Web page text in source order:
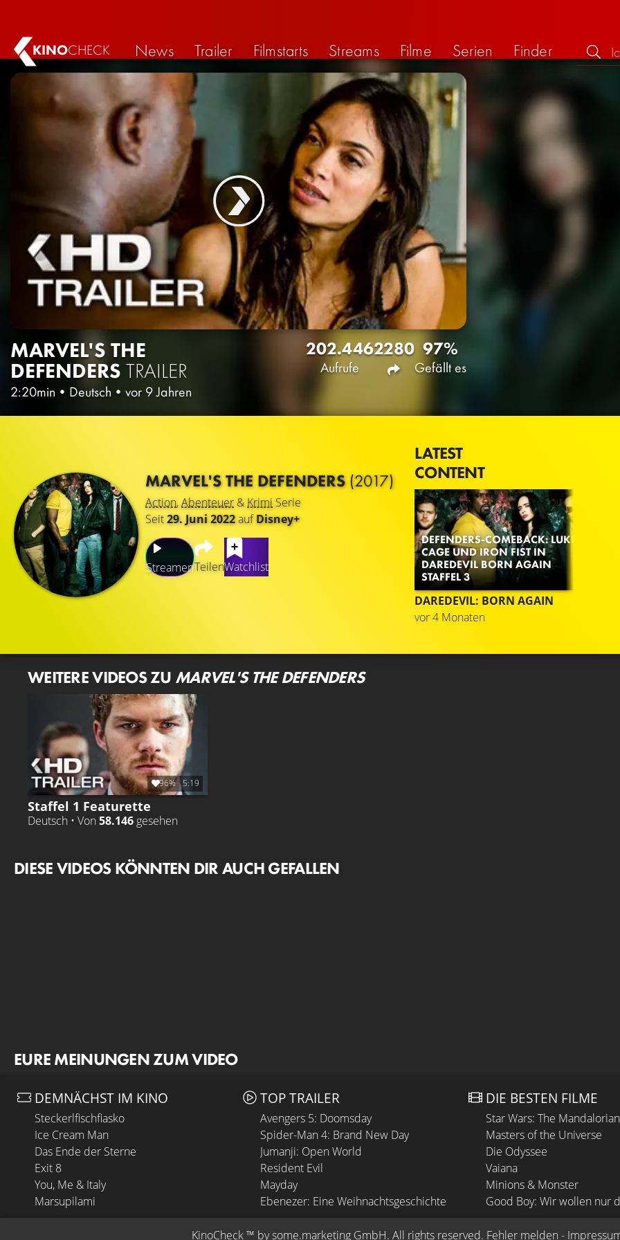
KINOCHECK News Trailer Filmstarts Streams Filme Serien Finder
MARVEL'S THE
DEFENDERS TRAILER
2:20min • Deutsch • vor 9 Jahren
202.446
Aufrufe
2280 97%
Gefällt es
MARVEL'S THE DEFENDERS(2017)
Action,Abenteuer & Krimi Serie
Seit29. Juni 2022aufDisney+
StreamenTeilenWatchlist
LATEST
CONTENT
DEFENDERS-COMEBACK: LUKE
CAGE UND IRON FIST IN
DAREDEVIL BORN AGAIN
STAFFEL 3
DAREDEVIL: BORN AGAIN
vor 4 Monaten
WEITERE VIDEOS ZU MARVEL'S THE DEFENDERS
96% 5:19
Staffel 1 Featurette
Deutsch • Von 58.146 gesehen
DIESE VIDEOS KÖNNTEN DIR AUCH GEFALLEN
EURE MEINUNGEN ZUM VIDEO
DEMNÄCHST IM KINO
Steckerlfischfiasko
Ice Cream Man
Das Ende der Sterne
Exit 8
You, Me & Italy
Marsupilami
TOP TRAILER
Avengers 5: Doomsday
Spider-Man 4: Brand New Day
Jumanji: Open World
Resident Evil
Mayday
Ebenezer: Eine Weihnachtsgeschichte
DIE BESTEN FILME
Star Wars: The
Masters of the Universe
Die Odyssee
Vaiana
Minions & Monster
Good Boy: Wir wollen nur
KinoCheck ™ by some.marketing GmbH. All rights reserved. Fehler melden -